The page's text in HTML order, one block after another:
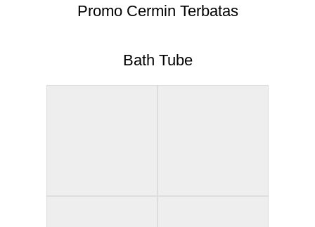
Promo Cermin Terbatas
Bath Tube